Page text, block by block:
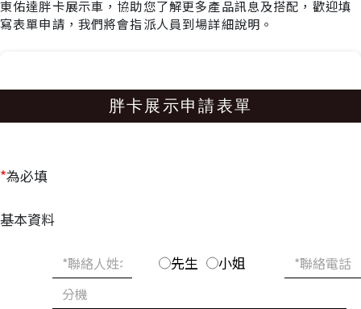
東佑達胖卡展示車，協助您了解更多產品訊息及搭配，歡迎填
寫表單申請，我們將會指派人員到場詳細說明。
胖卡展示申請表單
*為必填
基本資料
先生 小姐